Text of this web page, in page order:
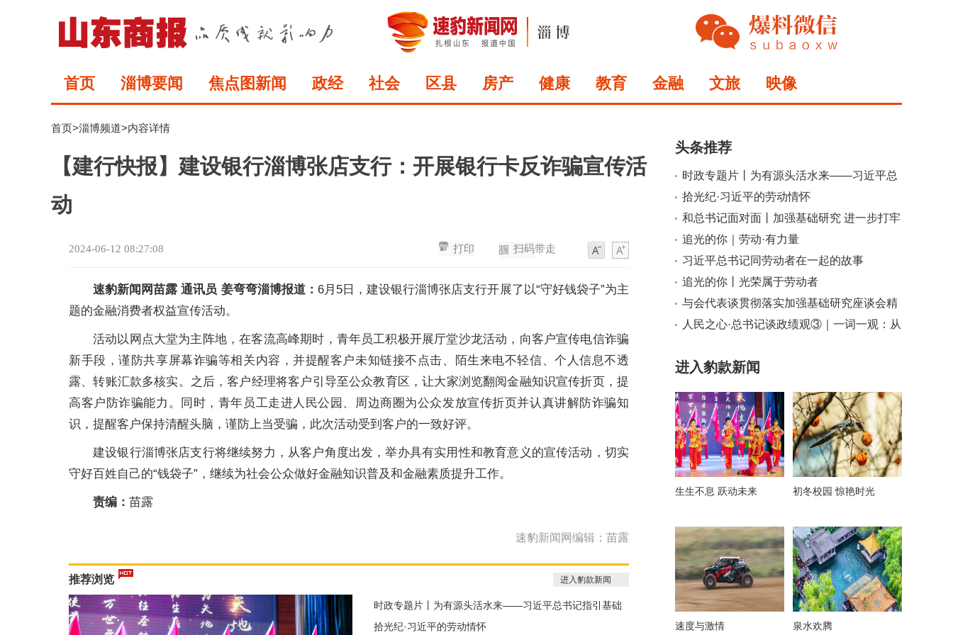
首页 淄博要闻 焦点图新闻 政经 社会 区县 房产 健康 教育 金融 文旅 映像
首页>淄博频道>内容详情
【建行快报】建设银行淄博张店支行：开展银行卡反诈骗宣传活
动
2024-06-12 08:27:08 扫码带走
打印
速豹新闻网苗露 通讯员 姜弯弯淄博报道： 6月5日，建设银行淄博张店支行开展了以“守好钱袋子”为主
题的金融消费者权益宣传活动。
活动以网点大堂为主阵地，在客流高峰期时，青年员工积极开展厅堂沙龙活动，向客户宣传电信诈骗
新手段，谨防共享屏幕诈骗等相关内容，并提醒客户未知链接不点击、陌生来电不轻信、个人信息不透
露、转账汇款多核实。之后，客户经理将客户引导至公众教育区，让大家浏览翻阅金融知识宣传折页，提
高客户防诈骗能力。同时，青年员工走进人民公园、周边商圈为公众发放宣传折页并认真讲解防诈骗知
识，提醒客户保持清醒头脑，谨防上当受骗，此次活动受到客户的一致好评。
建设银行淄博张店支行将继续努力，从客户角度出发，举办具有实用性和教育意义的宣传活动，切实
守好百姓自己的“钱袋子”，继续为社会公众做好金融知识普及和金融素质提升工作。
责编： 苗露
速豹新闻网编辑：苗露
推荐浏览 进入豹款新闻
时政专题片丨为有源头活水来——习近平总书记指引基础
研究高质量发展
拾光纪·习近平的劳动情怀
头条推荐
时政专题片丨为有源头活水来——习近平总
书记指引基础研究高质量发展
拾光纪·习近平的劳动情怀
和总书记面对面丨加强基础研究 进一步打牢
科技强国建设根基
追光的你｜劳动·有力量
习近平总书记同劳动者在一起的故事
追光的你丨光荣属于劳动者
与会代表谈贯彻落实加强基础研究座谈会精
神之一
人民之心·总书记谈政绩观③｜一词一观：从
进入豹款新闻
生生不息 跃动未来 初冬校园 惊艳时光
速度与激情 泉水欢腾